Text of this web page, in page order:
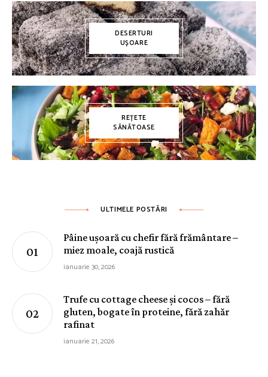
DESERTURI
UȘOARE
REȚETE
SĂNĂTOASE
ULTIMELE POSTĂRI
Pâine ușoară cu chefir fără frământare –
miez moale, coajă rustică
ianuarie 30, 2026
Trufe cu cottage cheese și cocos – fără
gluten, bogate în proteine, fără zahăr
rafinat
ianuarie 21, 2026